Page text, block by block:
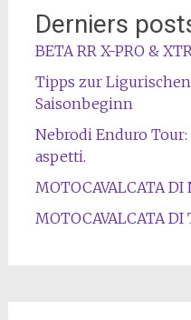
Derniers
BETA RR X-PRO &
Tipps zur
Saisonbeginn
Nebrodi Enduro
aspetti.
MOTOCAVALCATA DI
MOTOCAVALCATA